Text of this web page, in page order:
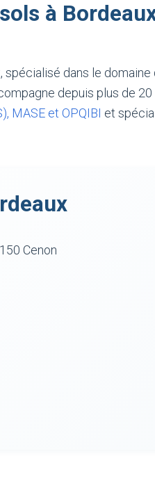
à
spécialisé dans le domaine
depuis plus de
MASE et OPQIBI et
Cenon